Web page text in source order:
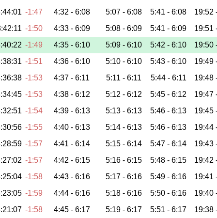
-1:47 4:32 - 6:08 5:07 - 6:08 5:41 - 6:08
19:52
-1:50 4:33 - 6:09 5:08 - 6:09 5:41 - 6:09
19:51
-1:49 4:35 - 6:10 5:09 - 6:10 5:42 - 6:10
19:50
-1:51 4:36 - 6:10 5:10 - 6:10 5:43 - 6:10
19:49
-1:53 4:37 - 6:11 5:11 - 6:11 5:44 - 6:11
19:48
-1:53 4:38 - 6:12 5:12 - 6:12 5:45 - 6:12
19:47
-1:54 4:39 - 6:13 5:13 - 6:13 5:46 - 6:13
19:45
-1:55 4:40 - 6:13 5:14 - 6:13 5:46 - 6:13
19:44
-1:57 4:41 - 6:14 5:15 - 6:14 5:47 - 6:14
19:43
-1:57 4:42 - 6:15 5:16 - 6:15 5:48 - 6:15
19:42
-1:58 4:43 - 6:16 5:17 - 6:16 5:49 - 6:16
19:41
-1:59 4:44 - 6:16 5:18 - 6:16 5:50 - 6:16
19:40
-1:58 4:45 - 6:17 5:19 - 6:17 5:51 - 6:17 19:38